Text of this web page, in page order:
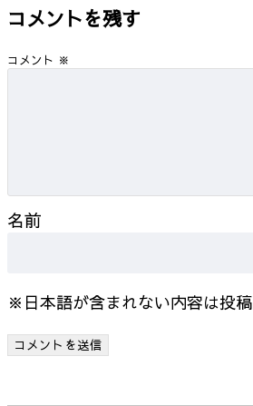
コメントを残す
コメント ※
名前
※日本語が含まれない内容は投稿